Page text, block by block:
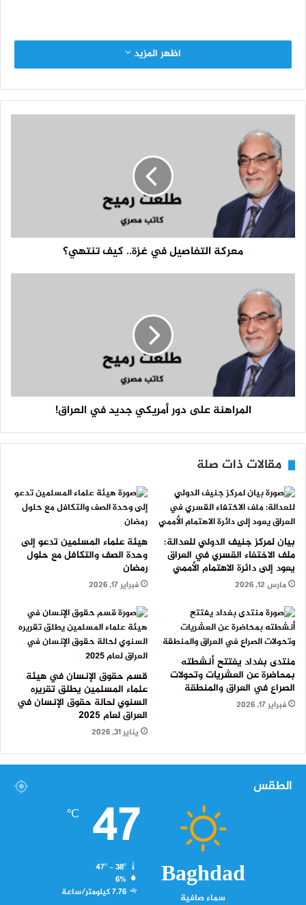
اظهر المزيد
معركة التفاصيل في غزة.. كيف تنتهي؟
المراهنة على دور أمريكي جديد في العراق!
مقالات ذات صلة
بيان لمركز جنيف الدولي للعدالة:
ملف الاختفاء القسري في العراق
يعود إلى دائرة الاهتمام الأممي
مارس 12, 2026
هيئة علماء المسلمين تدعو إلى
وحدة الصف والتكافل مع حلول
رمضان
فبراير 17, 2026
منتدى بغداد يفتتح أنشطته
بمحاضرة عن العشريات وتحولات
الصراع في العراق والمنطقة
فبراير 17, 2026
قسم حقوق الإنسان في هيئة
علماء المسلمين يطلق تقريره
السنوي لحالة حقوق الإنسان في
العراق لعام 2025
يناير 31, 2026
الطقس
Baghdad
سماء صافية
47
℃
47º - 38º
6%
7.76 كيلومتر/ساعة